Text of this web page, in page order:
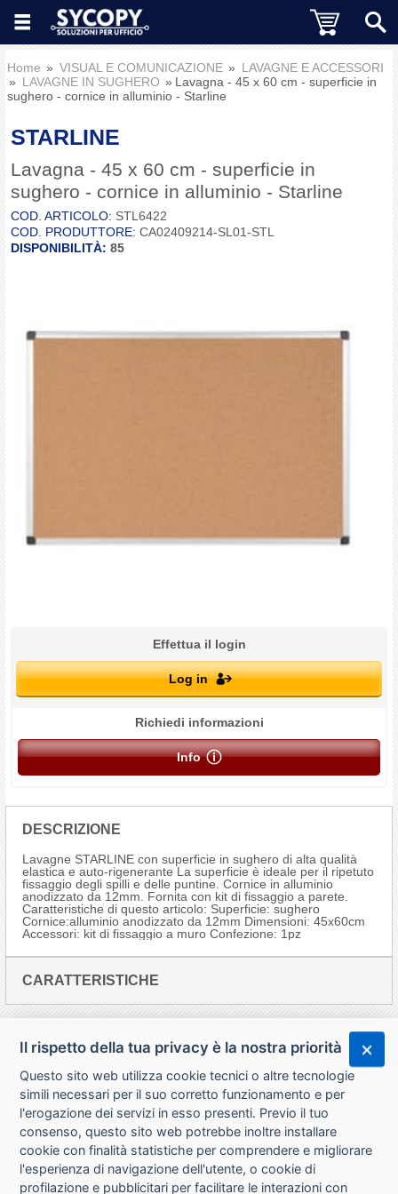
Home VISUAL E COMUNICAZIONE
LAVAGNE E ACCESSORI
LAVAGNE IN SUGHERO
Lavagna - 45 x 60 cm - superficie in
sughero - cornice in alluminio - Starline
STARLINE
Lavagna - 45 x 60 cm - superficie in
sughero - cornice in alluminio - Starline
COD. ARTICOLO: STL6422
COD. PRODUTTORE: CA02409214-SL01-STL
DISPONIBILITÀ: 85
Effettua il login
Log in
Richiedi informazioni
Info
DESCRIZIONE
Lavagne STARLINE con superficie in sughero di alta qualità
elastica e auto-rigenerante La superficie è ideale per il ripetuto
fissaggio degli spilli e delle puntine. Cornice in alluminio
anodizzato da 12mm. Fornita con kit di fissaggio a parete.
Caratteristiche di questo articolo: Superficie: sughero
Cornice:alluminio anodizzato da 12mm Dimensioni: 45x60cm
Accessori: kit di fissaggio a muro Confezione: 1pz
CARATTERISTICHE
CHI SIAMO
Il rispetto della tua privacy è la nostra priorità
Questo sito web utilizza cookie tecnici o altre tecnologie
simili necessari per il suo corretto funzionamento e per
l'erogazione dei servizi in esso presenti. Previo il tuo
consenso, questo sito web potrebbe inoltre installare
cookie con finalità statistiche per comprendere e migliorare
l'esperienza di navigazione dell'utente, o cookie di
profilazione e pubblicitari per facilitare le interazioni con